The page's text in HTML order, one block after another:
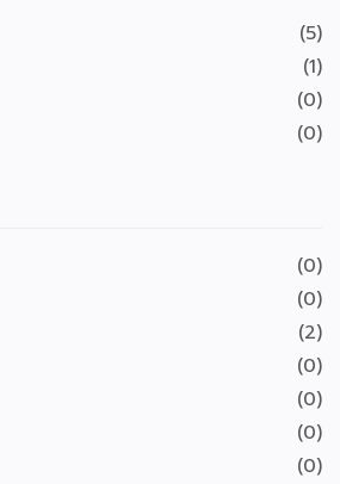
(5)
(1)
(0)
(0)
(0)
(0)
(2)
(0)
(0)
(0)
(0)